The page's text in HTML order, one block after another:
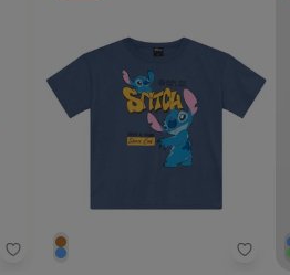
Brandili - Camiseta Infantil